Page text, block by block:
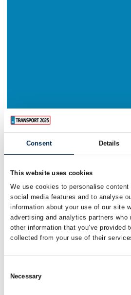
Consent Details
This website uses cookies
We use cookies to personalise
social media features and to analyse
information about your use of our site
advertising and analytics partners who
other information that you’ve provided
collected from your use of their
Selection
Necessary